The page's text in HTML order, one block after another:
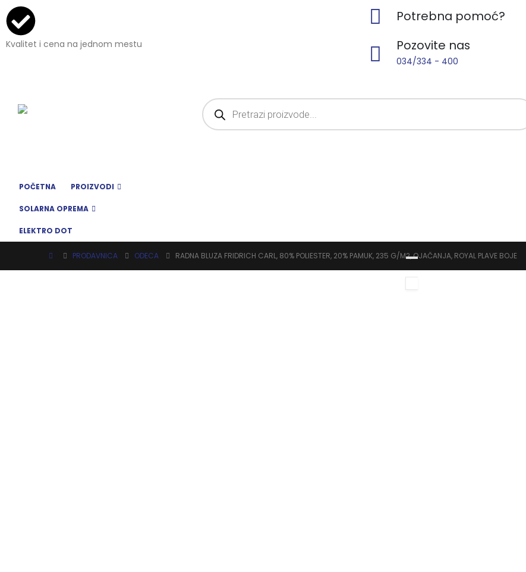
Kvalitet i cena na jednom mestu
Potrebna pomoć?
Pozovite nas
034/334 - 400
POČETNA PROIZVODI
SOLARNA OPREMA
ELEKTRO DOT
PRODAVNICA ODECA RADNA BLUZA FRIDRICH CARL, 80% POLIESTER, 20% PAMUK, 235 G/M2, OJAČANJA, ROYAL PLAVE BOJE